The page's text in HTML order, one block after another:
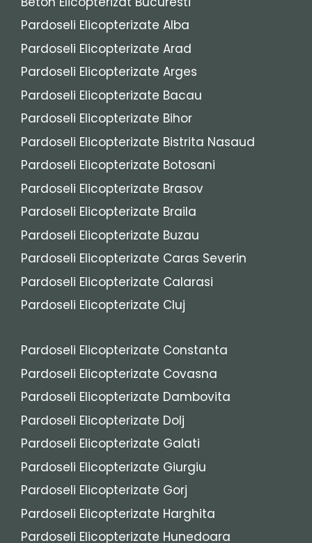
Pardoseli Elicopterizate Alba
Pardoseli Elicopterizate Arad
Pardoseli Elicopterizate Arges
Pardoseli Elicopterizate Bacau
Pardoseli Elicopterizate Bihor
Pardoseli Elicopterizate Bistrita Nasaud
Pardoseli Elicopterizate Botosani
Pardoseli Elicopterizate Brasov
Pardoseli Elicopterizate Braila
Pardoseli Elicopterizate Buzau
Pardoseli Elicopterizate Caras Severin
Pardoseli Elicopterizate Calarasi
Pardoseli Elicopterizate Cluj
Pardoseli Elicopterizate Constanta
Pardoseli Elicopterizate Covasna
Pardoseli Elicopterizate Dambovita
Pardoseli Elicopterizate Dolj
Pardoseli Elicopterizate Galati
Pardoseli Elicopterizate Giurgiu
Pardoseli Elicopterizate Gorj
Pardoseli Elicopterizate Harghita
Pardoseli Elicopterizate Hunedoara